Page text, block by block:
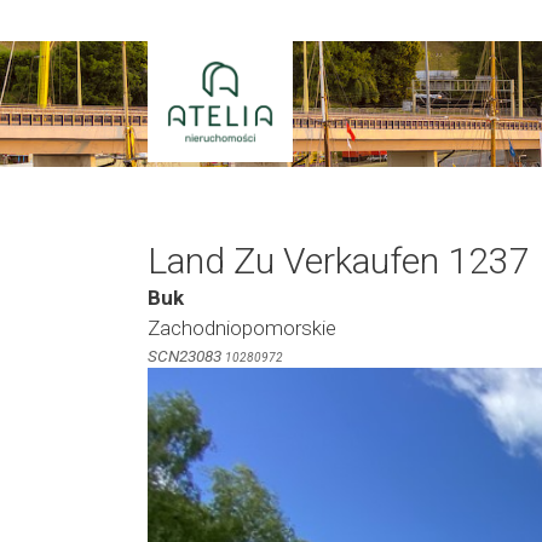
Inhalt
springen
Land Zu Verkaufen 1237
Buk
Zachodniopomorskie
SCN23083 10280972